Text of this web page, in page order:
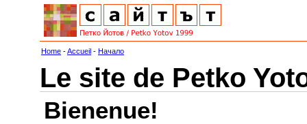
Home -Accueil - Начало
Le site de Petko
Bienenue!